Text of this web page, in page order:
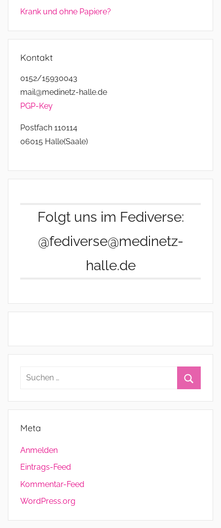
Krank und ohne Papiere?
Kontakt
0152/15930043
mail@medinetz-halle.de
PGP-Key
Postfach 110114
06015 Halle(Saale)
Folgt uns im Fediverse:
@fediverse@medinetz-
halle.de
Suchen
Meta
Anmelden
Eintrags-Feed
Kommentar-Feed
WordPress.org